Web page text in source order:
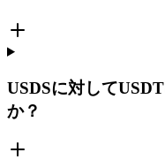
USDSに対して
か？